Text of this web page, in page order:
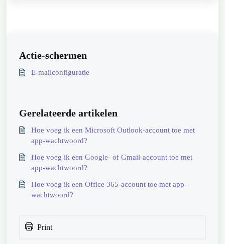
Actie-schermen
E-mailconfiguratie
Gerelateerde artikelen
Hoe voeg ik een Microsoft Outlook-account toe met
app-wachtwoord?
Hoe voeg ik een Google- of Gmail-account toe met
app-wachtwoord?
Hoe voeg ik een Office 365-account toe met app-
wachtwoord?
Print